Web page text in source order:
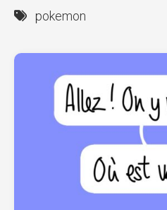
pokemon